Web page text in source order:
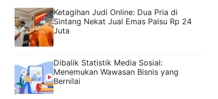
Ketagihan Judi Online: Dua Pria di
Sintang Nekat Jual Emas Palsu Rp 24
Juta
Dibalik Statistik Media Sosial:
Menemukan Wawasan Bisnis yang
Bernilai